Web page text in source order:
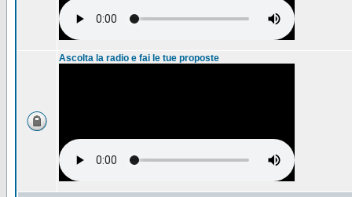
Ascolta la radio e fai le tue proposte